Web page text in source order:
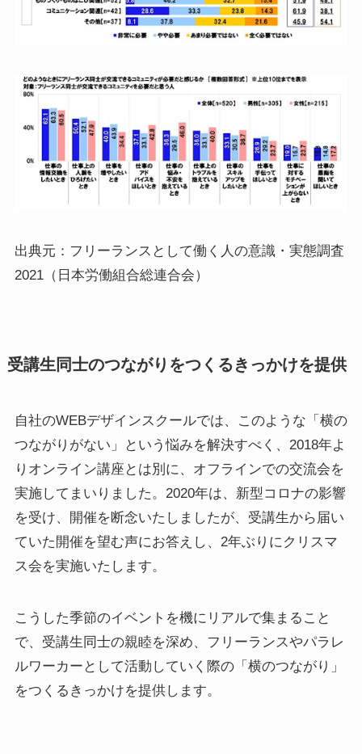
出典元：フリーランスとして働く人の意識・実態調査
2021（日本労働組合総連合会）
受講生同士のつながりをつくるきっかけを提供
自社のWEBデザインスクールでは、このような「横の
つながりがない」という悩みを解決すべく、2018年よ
りオンライン講座とは別に、オフラインでの交流会を
実施してまいりました。2020年は、新型コロナの影響
を受け、開催を断念いたしましたが、受講生から届い
ていた開催を望む声にお答えし、2年ぶりにクリスマ
ス会を実施いたします。
こうした季節のイベントを機にリアルで集まること
で、受講生同士の親睦を深め、フリーランスやパラレ
ルワーカーとして活動していく際の「横のつながり」
をつくるきっかけを提供します。